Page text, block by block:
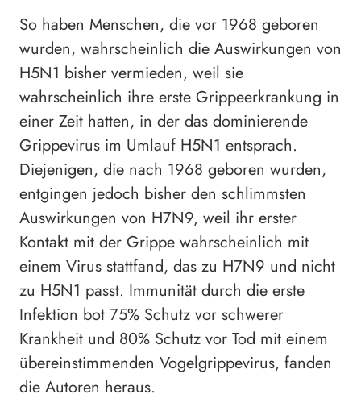
So haben Menschen, die vor 1968 geboren
wurden, wahrscheinlich die Auswirkungen von
H5N1 bisher vermieden, weil sie
wahrscheinlich ihre erste Grippeerkrankung in
einer Zeit hatten, in der das dominierende
Grippevirus im Umlauf H5N1 entsprach.
Diejenigen, die nach 1968 geboren wurden,
entgingen jedoch bisher den schlimmsten
Auswirkungen von H7N9, weil ihr erster
Kontakt mit der Grippe wahrscheinlich mit
einem Virus stattfand, das zu H7N9 und nicht
zu H5N1 passt. Immunität durch die erste
Infektion bot 75% Schutz vor schwerer
Krankheit und 80% Schutz vor Tod mit einem
übereinstimmenden Vogelgrippevirus, fanden
die Autoren heraus.